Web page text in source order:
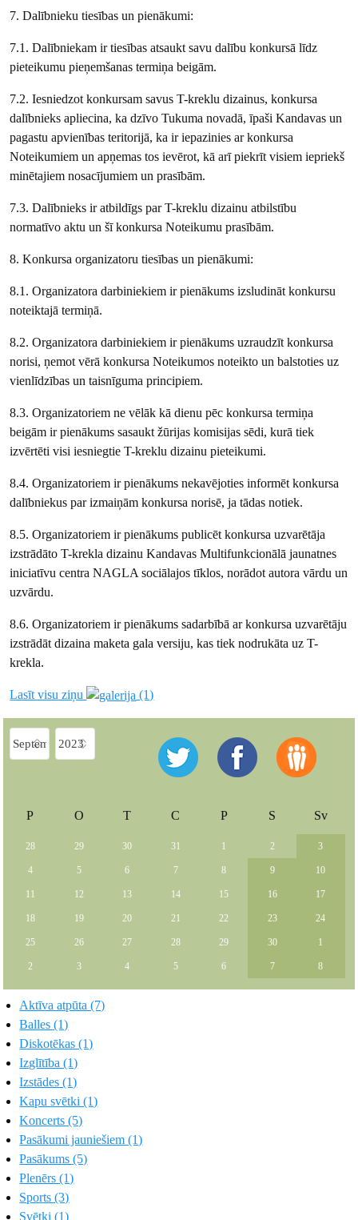
7. Dalībnieku tiesības un pienākumi:
7.1. Dalībniekam ir tiesības atsaukt savu dalību konkursā līdz
pieteikumu pieņemšanas termiņa beigām.
7.2. Iesniedzot konkursam savus T-kreklu dizainus, konkursa
dalībnieks apliecina, ka dzīvo Tukuma novadā, īpaši Kandavas un
pagastu apvienības teritorijā, ka ir iepazinies ar konkursa
Noteikumiem un apņemas tos ievērot, kā arī piekrīt visiem iepriekš
minētajiem nosacījumiem un prasībām.
7.3. Dalībnieks ir atbildīgs par T-kreklu dizainu atbilstību
normatīvo aktu un šī konkursa Noteikumu prasībām.
8. Konkursa organizatoru tiesības un pienākumi:
8.1. Organizatora darbiniekiem ir pienākums izsludināt konkursu
noteiktajā termiņā.
8.2. Organizatora darbiniekiem ir pienākums uzraudzīt konkursa
norisi, ņemot vērā konkursa Noteikumos noteikto un balstoties uz
vienlīdzības un taisnīguma principiem.
8.3. Organizatoriem ne vēlāk kā dienu pēc konkursa termiņa
beigām ir pienākums sasaukt žūrijas komisijas sēdi, kurā tiek
izvērtēti visi iesniegtie T-kreklu dizainu pieteikumi.
8.4. Organizatoriem ir pienākums nekavējoties informēt konkursa
dalībniekus par izmaiņām konkursa norisē, ja tādas notiek.
8.5. Organizatoriem ir pienākums publicēt konkursa uzvarētāja
izstrādāto T-krekla dizainu Kandavas Multifunkcionālā jaunatnes
iniciatīvu centra NAGLA sociālajos tīklos, norādot autora vārdu un
uzvārdu.
8.6. Organizatoriem ir pienākums sadarbībā ar konkursa uzvarētāju
izstrādāt dizaina maketa gala versiju, kas tiek nodrukāta uz T-
krekla.
Lasīt visu ziņu (1)
P O T C P S Sv
28 29 30 31 1 2 3
4 5 6 7 8 9 10
11 12 13 14 15 16 17
18 19 20 21 22 23 24
25 26 27 28 29 30 1
2 3 4 5 6 7 8
Aktīva atpūta (7)
Balles (1)
Diskotēkas (1)
Izglītība (1)
Izstādes (1)
Kapu svētki (1)
Koncerts (5)
Pasākumi jauniešiem (1)
Pasākums (5)
Plenērs (1)
Sports (3)
Svētki (1)